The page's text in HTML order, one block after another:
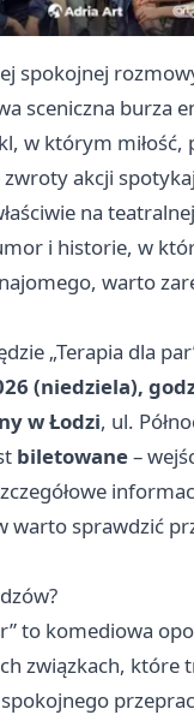
spokojnej
sceniczna burza
w którym miłość,
akcji
na
i historie, w
warto
„Terapia dla
(niedziela),
w Łodzi, ul.
biletowane–
warto sprawdzić
to komediowa
związkach, które